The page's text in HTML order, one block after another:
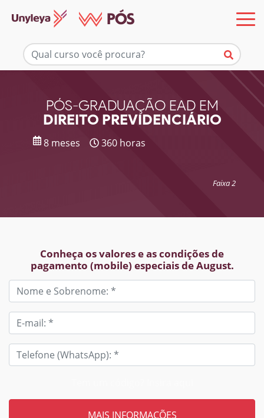
PÓS-GRADUAÇÃO EAD EM
DIREITO PREVIDENCIÁRIO
8 meses 360 horas
Faixa 2
Conheça os valores e as condições de
pagamento (mobile) especiais de August.
Mais informações